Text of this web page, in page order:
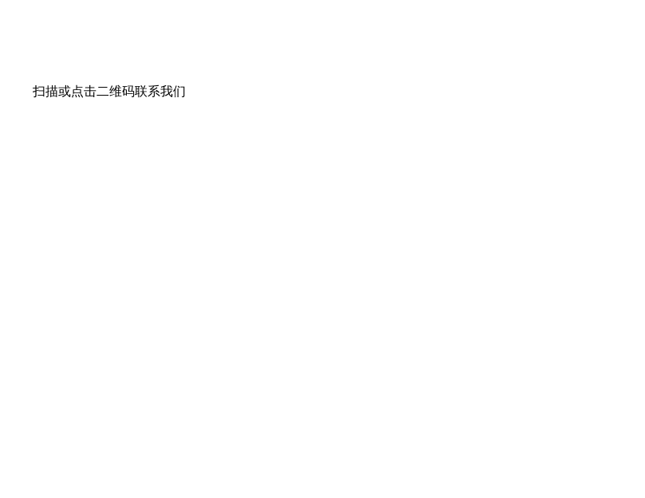
扫描或点击二维码联系我们